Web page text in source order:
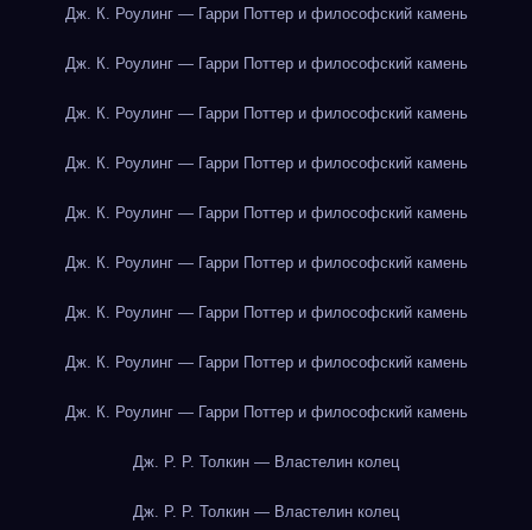
Дж. К. Роулинг — Гарри Поттер и философский камень
Дж. К. Роулинг — Гарри Поттер и философский камень
Дж. К. Роулинг — Гарри Поттер и философский камень
Дж. К. Роулинг — Гарри Поттер и философский камень
Дж. К. Роулинг — Гарри Поттер и философский камень
Дж. К. Роулинг — Гарри Поттер и философский камень
Дж. К. Роулинг — Гарри Поттер и философский камень
Дж. К. Роулинг — Гарри Поттер и философский камень
Дж. К. Роулинг — Гарри Поттер и философский камень
Дж. Р. Р. Толкин — Властелин колец
Дж. Р. Р. Толкин — Властелин колец